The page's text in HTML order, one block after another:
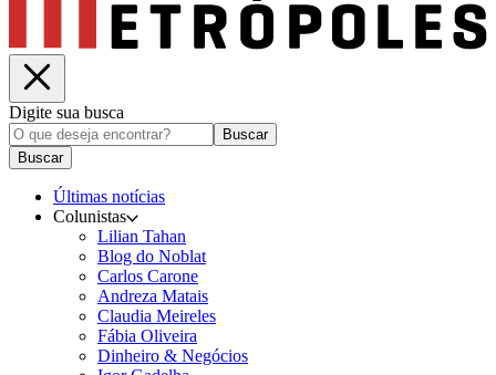
Digite sua busca
Buscar
Buscar
Últimas notícias
Colunistas
Lilian Tahan
Blog do Noblat
Carlos Carone
Andreza Matais
Claudia Meireles
Fábia Oliveira
Dinheiro & Negócios